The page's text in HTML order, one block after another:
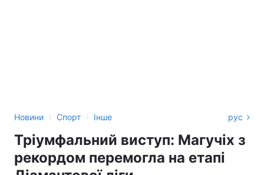
Новини › Спорт › Інше рус
Тріумфальний виступ: Магучіх з
рекордом перемогла на етапі